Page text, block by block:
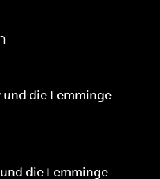
die Lemminge
die Lemminge